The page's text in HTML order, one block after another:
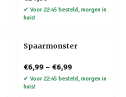
✔ Voor 22:45 besteld, morgen in
huis!
Spaarmonster
€6,99 – €6,99
✔ Voor 22:45 besteld, morgen in
huis!